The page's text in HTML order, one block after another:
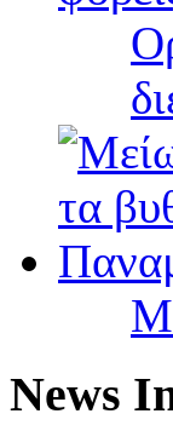
News